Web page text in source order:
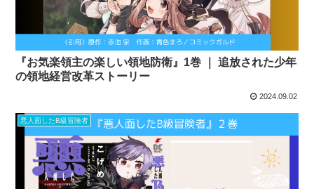
『お気楽領主の楽しい領地防衛』1巻 ｜ 追放された少年
の領地経営改革ストーリー
2024.09.02
悪人面したB級冒険者